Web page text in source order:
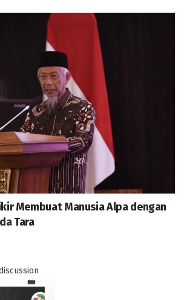
Membuat Manusia Alpa dengan
Tara